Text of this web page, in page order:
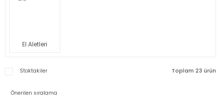
El Aletleri
Stoktakiler Toplam 23 ürün